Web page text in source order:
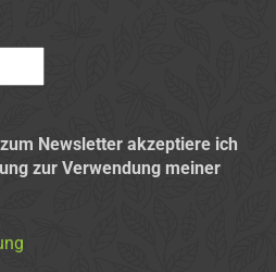
Newsletter akzeptiere ich
zur Verwendung meiner